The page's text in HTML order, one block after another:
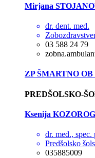
Mirjana
dr. dent. med.
03 588 24 79
ZP ŠMARTNO
PREDŠOLSKO-
Ksenija KOZOROG
dr. med., spec.
Predšolsko
035885009